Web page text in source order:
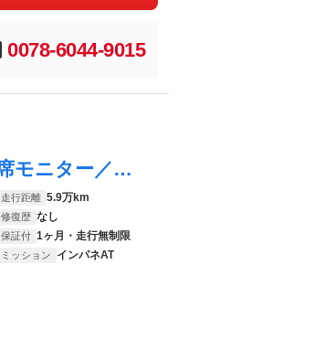
0078-6044-9015
アルファード ３５０Ｓ Ｃパッケージ ４ＷＤ／後席モニター／トヨタプレミアムサウンド／ロクサーニ２０ＡＷ／モデリスタエアロ／ローダウン／電動シート／クルーズコントロール／クリアランスソナー／ＥＴＣ／１００Ｖ電源／純正ナビ／地デジ／Ｂカメラ
走行距離 5.9万km
修復歴 なし
保証付 1ヶ月・走行無制限
ミッション インパネAT